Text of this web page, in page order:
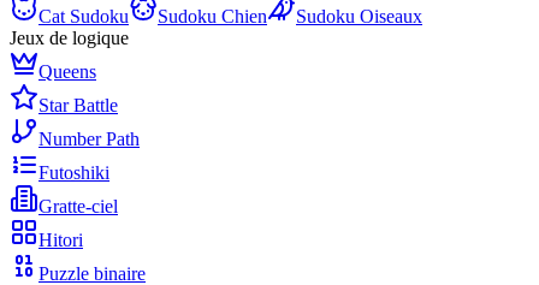
Cat Sudoku
Sudoku Chien
Sudoku Oiseaux
Jeux de logique
Queens
Star Battle
Number Path
Futoshiki
Gratte-ciel
Hitori
Puzzle binaire